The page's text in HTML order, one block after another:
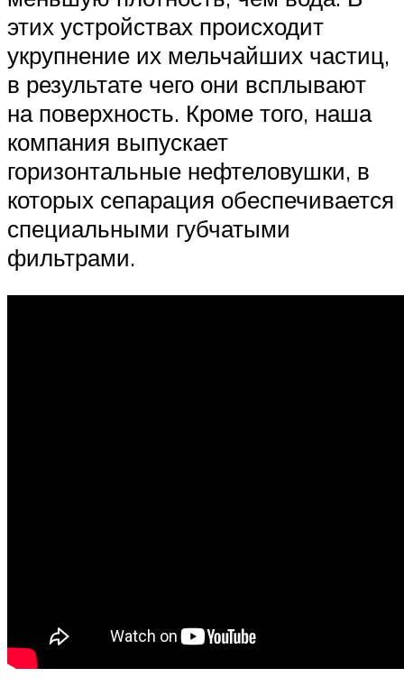
этих устройствах происходит
укрупнение их мельчайших частиц,
в результате чего они всплывают
на поверхность. Кроме того, наша
компания выпускает
горизонтальные нефтеловушки, в
которых сепарация обеспечивается
специальными губчатыми
фильтрами.